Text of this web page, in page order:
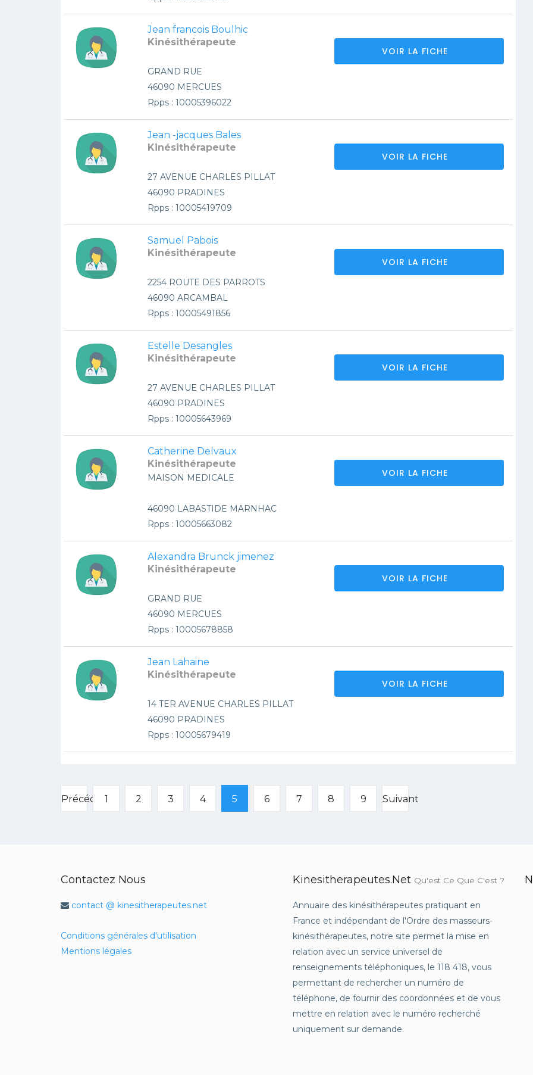
Jean francois Boulhic
Kinésithérapeute
GRAND RUE
46090 MERCUES
Rpps : 10005396022
VOIR LA FICHE
Jean -jacques Bales
Kinésithérapeute
27 AVENUE CHARLES PILLAT
46090 PRADINES
Rpps : 10005419709
VOIR LA FICHE
Samuel Pabois
Kinésithérapeute
2254 ROUTE DES PARROTS
46090 ARCAMBAL
Rpps : 10005491856
VOIR LA FICHE
Estelle Desangles
Kinésithérapeute
27 AVENUE CHARLES PILLAT
46090 PRADINES
Rpps : 10005643969
VOIR LA FICHE
Catherine Delvaux
Kinésithérapeute
MAISON MEDICALE
46090 LABASTIDE MARNHAC
Rpps : 10005663082
VOIR LA FICHE
Alexandra Brunck jimenez
Kinésithérapeute
GRAND RUE
46090 MERCUES
Rpps : 10005678858
VOIR LA FICHE
Jean Lahaine
Kinésithérapeute
14 TER AVENUE CHARLES PILLAT
46090 PRADINES
Rpps : 10005679419
VOIR LA FICHE
Précédent
1 2 3 4 5 6 7 8 9 Suivant
Contactez Nous
contact @ kinesitherapeutes.net
Conditions générales d'utilisation
Mentions légales
Kinesitherapeutes.net Qu'est Ce Que C'est ?
Annuaire des kinésithérapeutes pratiquant en
France et indépendant de l'Ordre des masseurs-
kinésithérapeutes, notre site permet la mise en
relation avec un service universel de
renseignements téléphoniques, le 118 418, vous
permettant de rechercher un numéro de
téléphone, de fournir des coordonnées et de vous
mettre en relation avec le numéro recherché
uniquement sur demande.